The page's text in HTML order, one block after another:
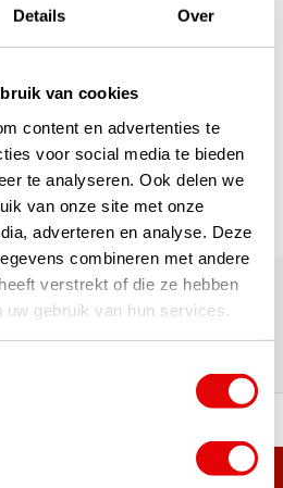
Details Over
van cookies
content en advertenties te
voor social media te bieden
te analyseren. Ook delen we
van onze site met onze
adverteren en analyse. Deze
combineren met andere
verstrekt of die ze hebben
gebruik van hun services.
1 van 1
| Trusted Shops, TrustPilot,
klanten aan het